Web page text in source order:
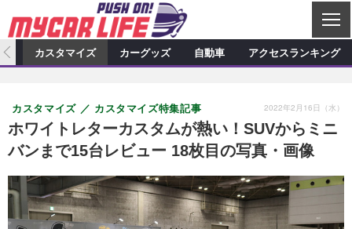
C
L
S
カーオーディオ
プロショップ検索
カーオーディオニュース デモカー製作記
その他
カスタマイズ特集記事 カスタマイズ新製品情報
カスタマイズニュース
カーグッズ
カーグッズ特集記事 カーグッズ新製品情報
カーグッズニュース
自動車
ニュース 試乗記
スクープ
アクセスランキング
カスタマイズ カーグッズ 自動車 アクセスランキング
ホワイトレターカスタムが熱い！SUVからミニ
バンまで15台レビュー 18枚目の写真・画像
カスタマイズ カスタマイズ特集記事 2022年2月16日（水）